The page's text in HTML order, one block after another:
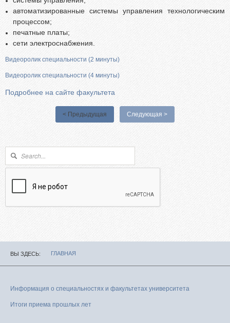
автоматизированные системы управления технологическим
процессом;
печатные платы;
сети электроснабжения.
Видеоролик специальности (2 минуты)
Видеоролик специальности (4 минуты)
Подробнее на сайте факультета
< Предыдущая Следующая >
Форма поиска
Поиск
ВЫ ЗДЕСЬ ГЛАВНАЯ
Информация о специальностях и факультетах университета
Итоги приема прошлых лет